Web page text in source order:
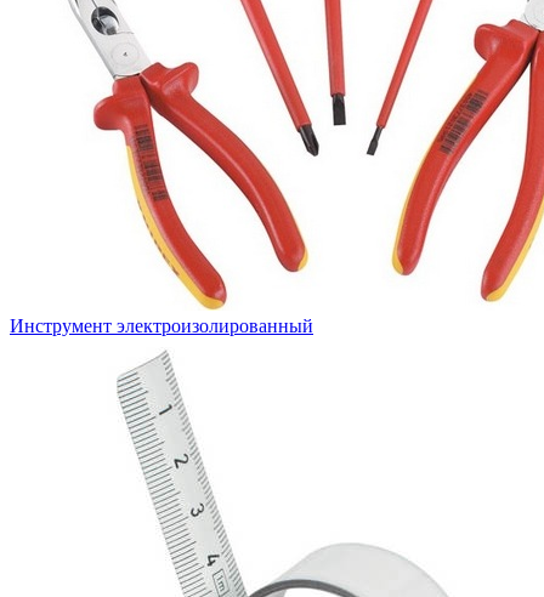
Инструмент электроизолированный